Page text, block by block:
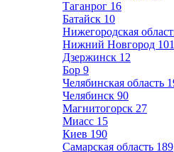
Таганрог 16
Батайск 10
Нижегородская
Нижний Новгород 101
Дзержинск 12
Бор 9
Челябинская область
Челябинск 90
Магнитогорск 27
Миасс 15
Киев 190
Самарская область 189